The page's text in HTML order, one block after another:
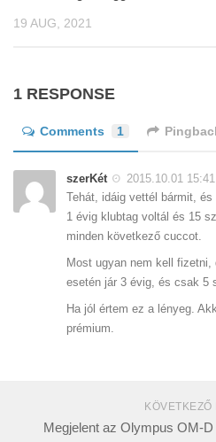
19 AUG, 2021
1 RESPONSE
Comments 1
szerKét
2015.10.01 15:41
Tehát, idáig vettél bármit,
1 évig klubtag voltál és 15
minden következő cuccot.
Most ugyan nem kell
esetén jár 3 évig, és csak 5
Ha jól értem ez a lényeg.
prémium.
KÖVETKEZŐ
Megjelent az Olympus OM-